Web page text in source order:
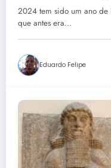
2024 tem sido um ano de
que antes era…
Eduardo Felipe